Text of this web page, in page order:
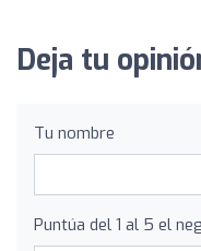
Deja tu
Tu nombre
Puntúa del 1 al 5 el